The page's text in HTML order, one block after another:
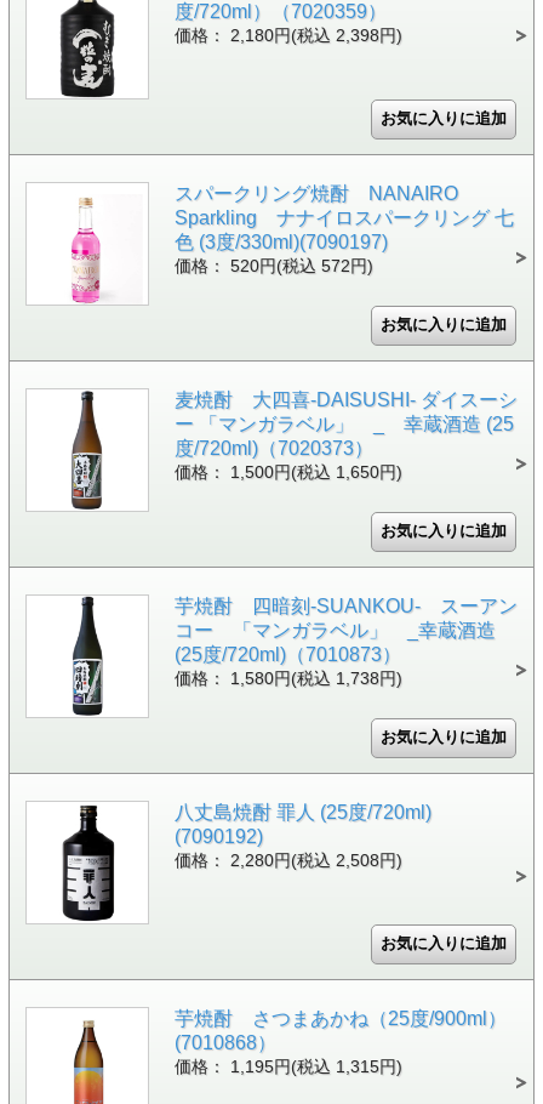
度/720ml）（7020359）
価格： 2,180円(税込 2,398円)
スパークリング焼酎 NANAIRO
Sparkling ナナイロスパークリング 七
色 (3度/330ml)(7090197)
価格： 520円(税込 572円)
麦焼酎 大四喜-DAISUSHI- ダイスーシ
ー 「マンガラベル」 _ 幸蔵酒造 (25
度/720ml)（7020373）
価格： 1,500円(税込 1,650円)
芋焼酎 四暗刻-SUANKOU- スーアン
コー 「マンガラベル」 _幸蔵酒造
(25度/720ml)（7010873）
価格： 1,580円(税込 1,738円)
八丈島焼酎 罪人 (25度/720ml)
(7090192)
価格： 2,280円(税込 2,508円)
芋焼酎 さつまあかね（25度/900ml）
(7010868）
価格： 1,195円(税込 1,315円)